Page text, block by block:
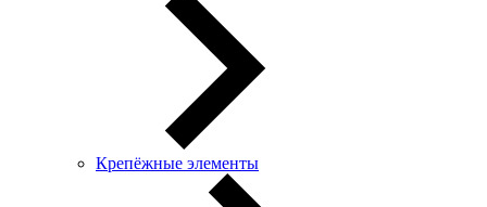
Крепёжные элементы